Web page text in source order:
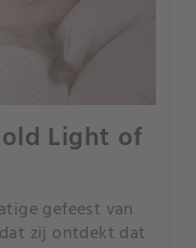
Light of
gefeest van
zij ontdekt dat